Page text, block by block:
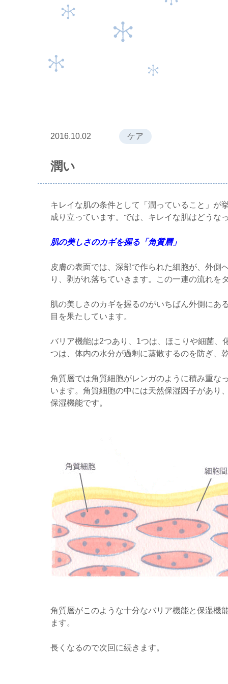
2016.10.02 ケア
潤い
キレイな肌の条件として「潤っていること」が
成り立っています。では、キレイな肌はどうな
肌の美しさのカギを握る「角質層」
皮膚の表面では、深部で作られた細胞が、外側
り、剥がれ落ちていきます。この一連の流れを
肌の美しさのカギを握るのがいちばん外側にあ
目を果たしています。
バリア機能は2つあり、1つは、ほこりや細菌
つは、体内の水分が過剰に蒸散するのを防ぎ、
角質層では角質細胞がレンガのように積み重な
います。角質細胞の中には天然保湿因子があり
保湿機能です。
角質層がこのような十分なバリア機能と保湿機
ます。
長くなるので次回に続きます。